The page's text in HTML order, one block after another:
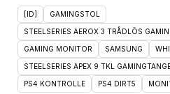
[ID] GAMINGSTOL
STEELSERIES AEROX 3 TRÅDLÖS
GAMING MONITOR SAMSUNG
STEELSERIES APEX 9 TKL
PS4 KONTROLLE PS4 DIRT5